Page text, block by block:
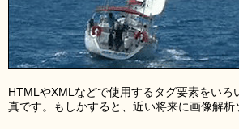
HTMLやXMLなどで使用するタグ要素をい
真です。もしかすると、近い将来に画像解